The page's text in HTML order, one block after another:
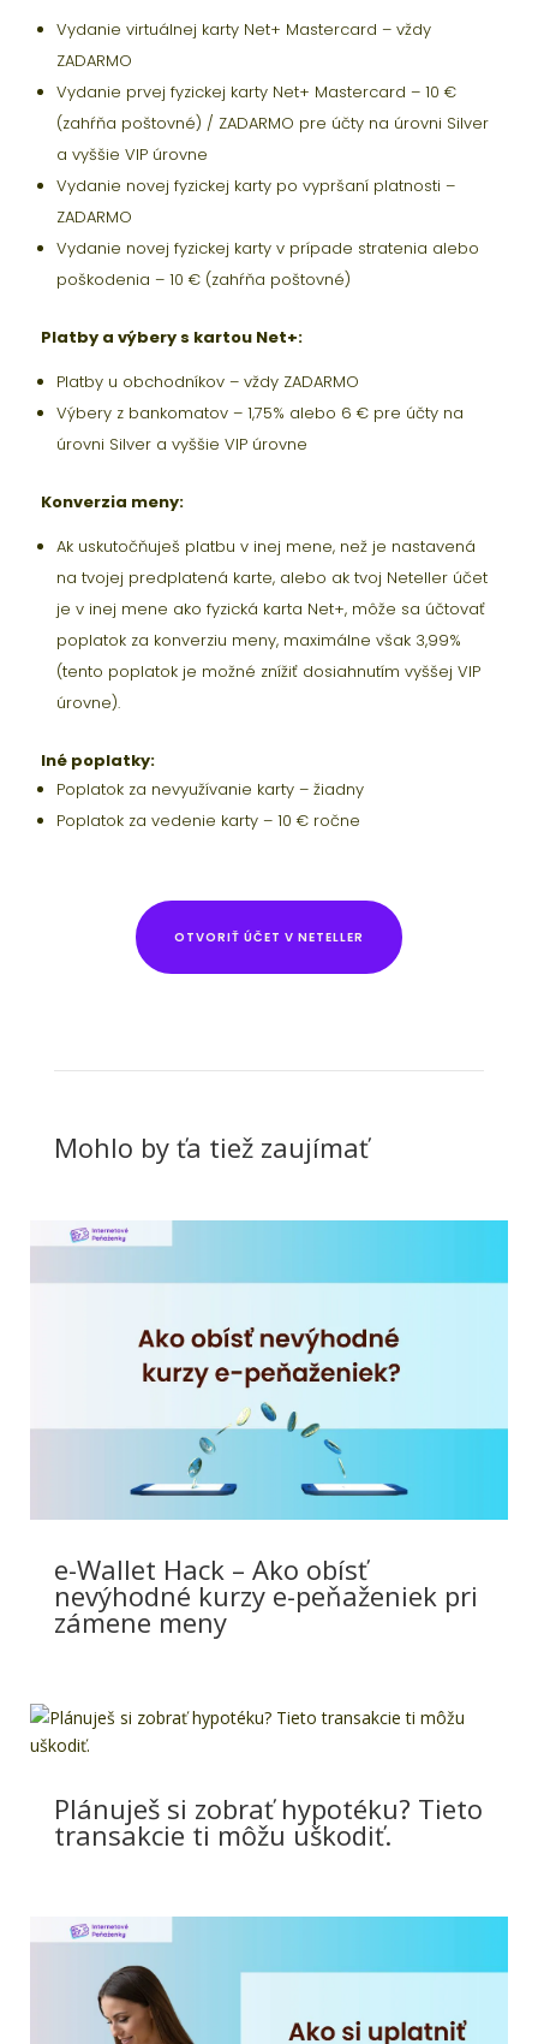
Vydanie virtuálnej karty Net+ Mastercard – vždy
ZADARMO
Vydanie prvej fyzickej karty Net+ Mastercard – 10 €
(zahŕňa poštovné) / ZADARMO pre účty na úrovni Silver
a vyššie VIP úrovne
Vydanie novej fyzickej karty po vypršaní platnosti –
ZADARMO
Vydanie novej fyzickej karty v prípade stratenia alebo
poškodenia – 10 € (zahŕňa poštovné)
Platby a výbery s kartou Net+:
Platby u obchodníkov – vždy ZADARMO
Výbery z bankomatov – 1,75% alebo 6 € pre účty na
úrovni Silver a vyššie VIP úrovne
Konverzia meny:
Ak uskutočňuješ platbu v inej mene, než je nastavená
na tvojej predplatená karte, alebo ak tvoj Neteller účet
je v inej mene ako fyzická karta Net+, môže sa účtovať
poplatok za konverziu meny, maximálne však 3,99%
(tento poplatok je možné znížiť dosiahnutím vyššej VIP
úrovne).
Iné poplatky:
Poplatok za nevyužívanie karty – žiadny
Poplatok za vedenie karty – 10 € ročne
OTVORIŤ ÚČET V NETELLER
Mohlo by ťa tiež zaujímať
e-Wallet Hack – Ako obísť
nevýhodné kurzy e-peňaženiek pri
zámene meny
Plánuješ si zobrať hypotéku? Tieto
transakcie ti môžu uškodiť.